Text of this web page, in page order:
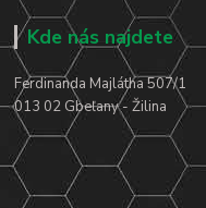
Kde nás najdete
Ferdinanda Majlátha 507/1
013 02 Gbeľany - Žilina